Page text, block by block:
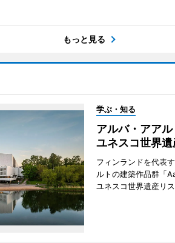
もっと見る
学ぶ・知る
アルバ・アア
ユネスコ世界
フィンランドを代表
ルトの建築作品群「
ユネスコ世界遺産リ